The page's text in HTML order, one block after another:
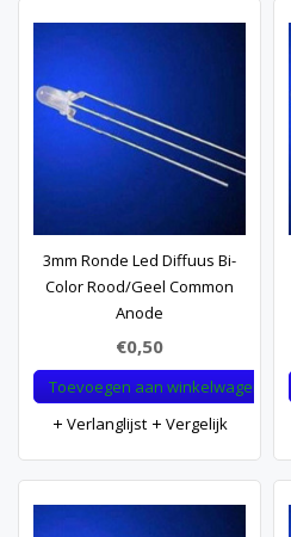
3mm Ronde Led Diffuus Bi-
Color Rood/Geel Common
Anode
€0,50
Toevoegen aan winkelwagen
Verlanglijst
Vergelijk